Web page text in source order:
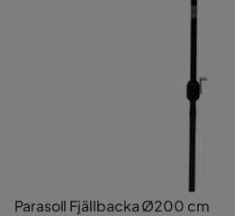
Parasoll Fjällbacka Ø200 cm